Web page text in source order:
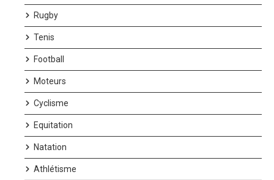
Rugby
Tenis
Football
Moteurs
Cyclisme
Equitation
Natation
Athlétisme